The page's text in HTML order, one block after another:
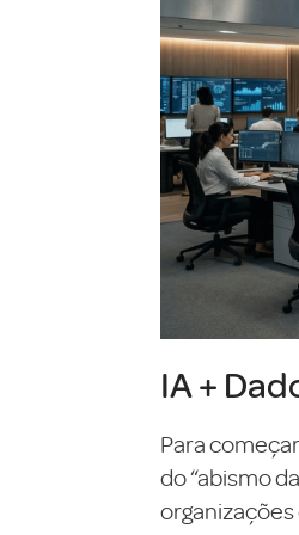
IA +
Para
do “abismo